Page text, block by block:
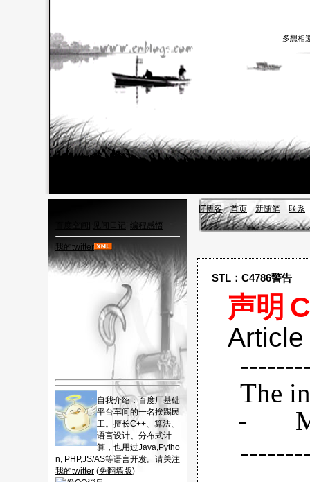
多想相
IT博客 首页 新随笔 联系
STL：C4786警告
声明
The
-
百度空间 | 见闻日记 编程感悟
我的twitter
自我介绍：百度厂基础
平台车间的一名挨踢民
工。擅长C++、算法、
语言设计、分布式计
算，也用过Java,Pytho
n, PHP,JS/AS等语言开发。请关注
我的twitter (免翻墙版)